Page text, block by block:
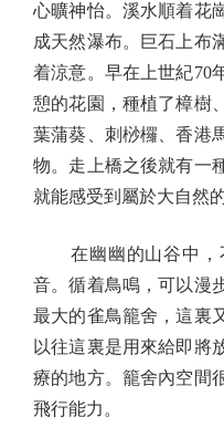
心曠神怡。溪水順着花
成天然瀑布。巨石上布
着涼意。早在上世紀70
憩的花園，種植了樟樹
葉蒲葵、刺桫欏、香港
物。走上橋之後就有一
就能感受到屬於大自然
在幽幽的山谷中，
音。循着鳥鳴，可以漫
最大的雀鳥籠舍，這裏
以往這裏是用來給即將
療的地方。籠舍內空間
飛行能力。